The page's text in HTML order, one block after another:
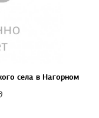
села в Нагорном